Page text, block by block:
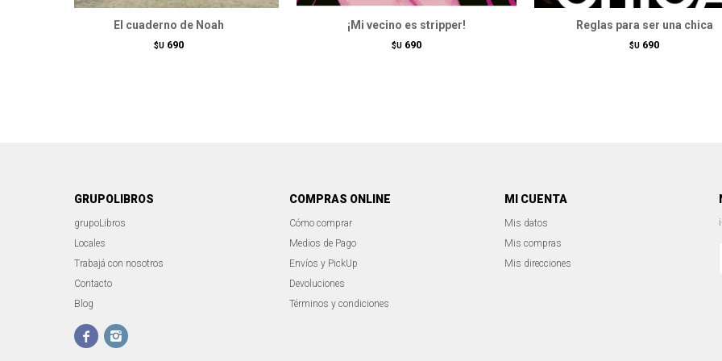
El cuaderno de Noah
$U 690
¡Mi vecino es stripper!
$U 690
Reglas para ser una chica
$U 690
GRUPOLIBROS
grupoLibros
Locales
Trabajá con nosotros
Contacto
Blog
 
COMPRAS ONLINE
Cómo comprar
Medios de Pago
Envíos y PickUp
Devoluciones
Términos y condiciones
MI CUENTA
Mis datos
Mis compras
Mis direcciones